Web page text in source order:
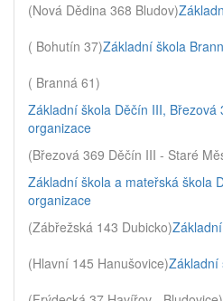
(Nová Dědina 368 Bludov)
( Bohutín 37)Základní škola
( Branná 61)
Základní škola Děčín III, Březová
organizace
(Březová 369 Děčín III - Staré
Základní škola a mateřská škola
organizace
(Zábřežská 143 Dubicko)
(Hlavní 145 Hanušovice)Základní